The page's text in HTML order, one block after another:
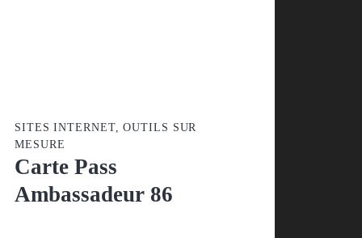
SITES INTERNET, OUTILS SUR
MESURE
Carte Pass
Ambassadeur 86